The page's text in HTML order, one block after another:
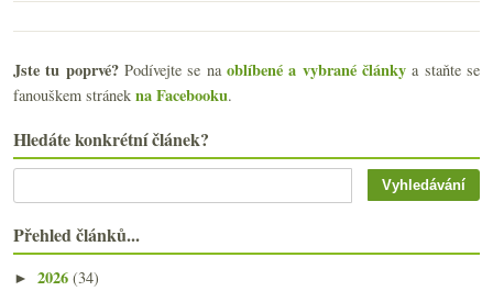
Jste tu poprvé?Podívejte se naoblíbené a vybrané články a staňte se
fanouškem stránek na Facebooku.
Hledáte konkrétní článek?
Přehled článků...
► 2026 (34)